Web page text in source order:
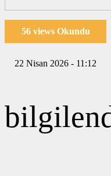
56 views Okundu
22 Nisan 2026 - 11:12